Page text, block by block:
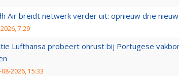
Air breidt netwerk verder uit: opnieuw drie
7:29
Lufthansa probeert onrust bij Portugese
08-2026, 15:33